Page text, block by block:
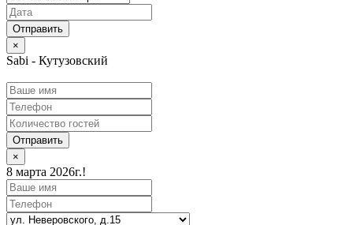
×
Sabi - Кутузовский
Отправить
×
8 марта 2026г.!